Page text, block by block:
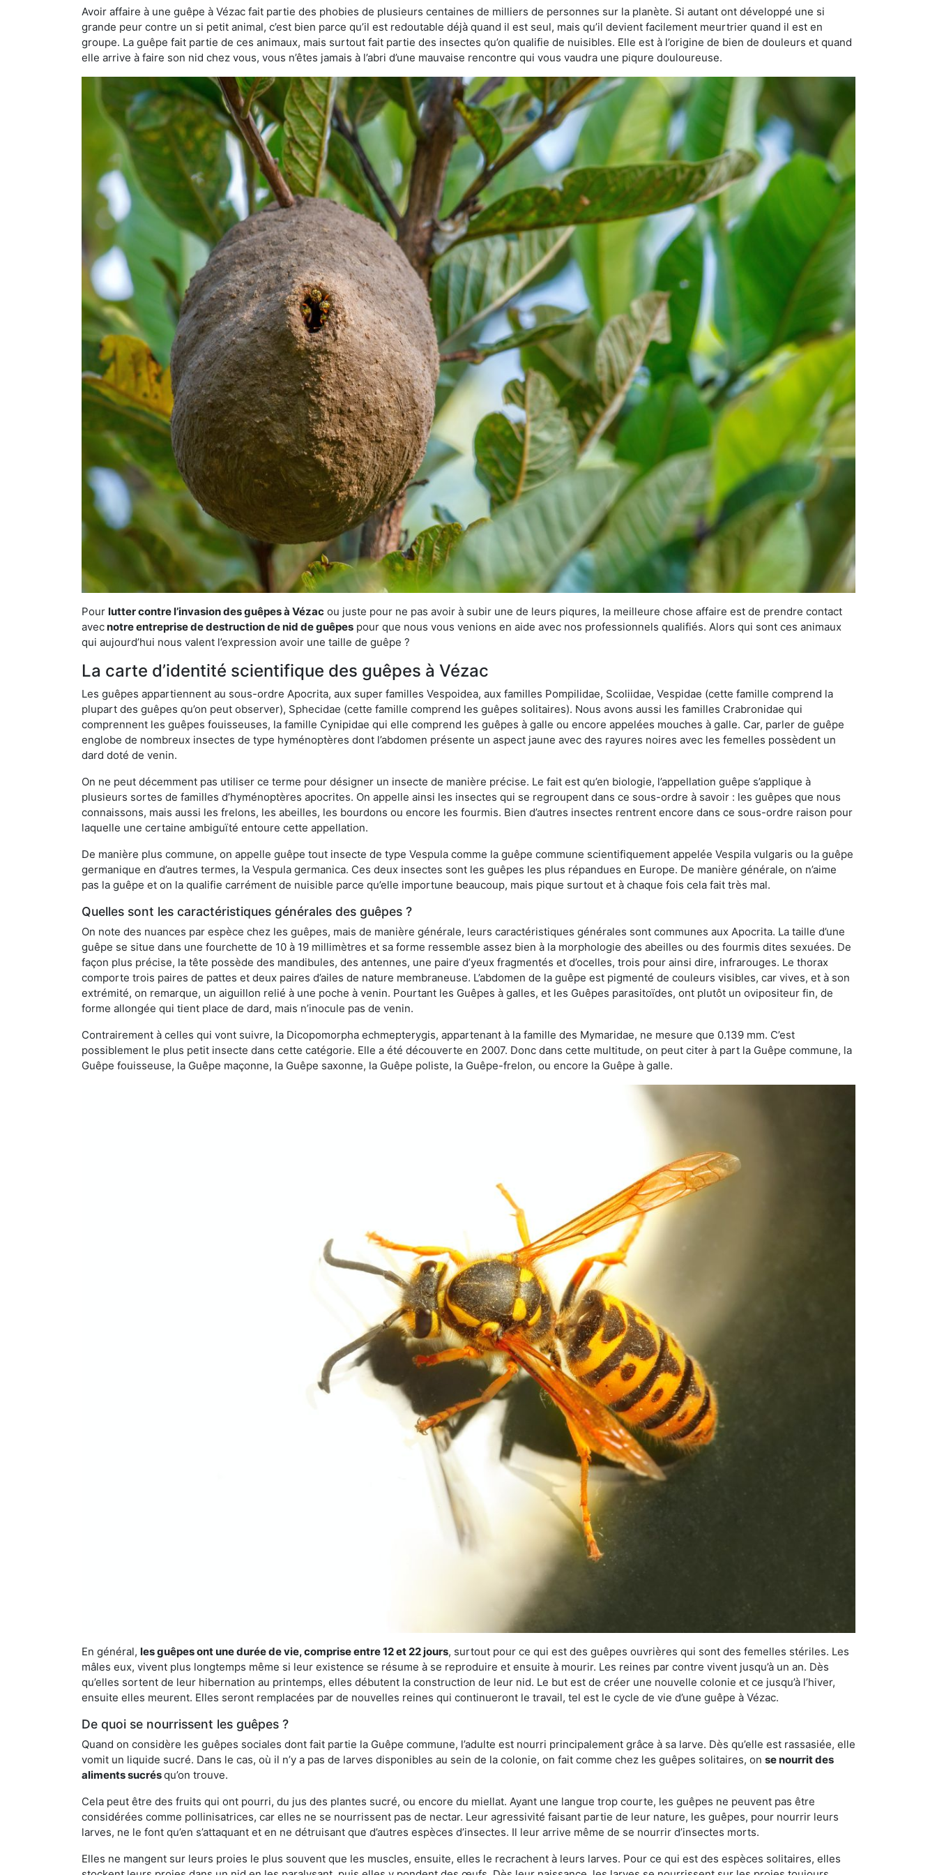
Avoir affaire à une guêpe à Vézac fait partie des phobies de plusieurs centaines de milliers de personnes sur la planète. Si autant ont développé une si
grande peur contre un si petit animal, c’est bien parce qu’il est redoutable déjà quand il est seul, mais qu’il devient facilement meurtrier quand il est en
groupe. La guêpe fait partie de ces animaux, mais surtout fait partie des insectes qu’on qualifie de nuisibles. Elle est à l’origine de bien de douleurs et quand
elle arrive à faire son nid chez vous, vous n’êtes jamais à l’abri d’une mauvaise rencontre qui vous vaudra une piqure douloureuse.
Pour lutter contre l’invasion des guêpes à Vézac ou juste pour ne pas avoir à subir une de leurs piqures, la meilleure chose affaire est de prendre contact
avecnotre entreprise de destruction de nid de guêpes pour que nous vous venions en aide avec nos professionnels qualifiés. Alors qui sont ces animaux
qui aujourd’hui nous valent l’expression avoir une taille de guêpe ?
La carte d’identité scientifique des guêpes à Vézac
Les guêpes appartiennent au sous-ordre Apocrita, aux super familles Vespoidea, aux familles Pompilidae, Scoliidae, Vespidae (cette famille comprend la
plupart des guêpes qu’on peut observer), Sphecidae (cette famille comprend les guêpes solitaires). Nous avons aussi les familles Crabronidae qui
comprennent les guêpes fouisseuses, la famille Cynipidae qui elle comprend les guêpes à galle ou encore appelées mouches à galle. Car, parler de guêpe
englobe de nombreux insectes de type hyménoptères dont l’abdomen présente un aspect jaune avec des rayures noires avec les femelles possèdent un
dard doté de venin.
On ne peut décemment pas utiliser ce terme pour désigner un insecte de manière précise. Le fait est qu’en biologie, l’appellation guêpe s’applique à
plusieurs sortes de familles d’hyménoptères apocrites. On appelle ainsi les insectes qui se regroupent dans ce sous-ordre à savoir : les guêpes que nous
connaissons, mais aussi les frelons, les abeilles, les bourdons ou encore les fourmis. Bien d’autres insectes rentrent encore dans ce sous-ordre raison pour
laquelle une certaine ambiguïté entoure cette appellation.
De manière plus commune, on appelle guêpe tout insecte de type Vespula comme la guêpe commune scientifiquement appelée Vespila vulgaris ou la guêpe
germanique en d’autres termes, la Vespula germanica. Ces deux insectes sont les guêpes les plus répandues en Europe. De manière générale, on n’aime
pas la guêpe et on la qualifie carrément de nuisible parce qu’elle importune beaucoup, mais pique surtout et à chaque fois cela fait très mal.
Quelles sont les caractéristiques générales des guêpes ?
On note des nuances par espèce chez les guêpes, mais de manière générale, leurs caractéristiques générales sont communes aux Apocrita. La taille d’une
guêpe se situe dans une fourchette de 10 à 19 millimètres et sa forme ressemble assez bien à la morphologie des abeilles ou des fourmis dites sexuées. De
façon plus précise, la tête possède des mandibules, des antennes, une paire d’yeux fragmentés et d’ocelles, trois pour ainsi dire, infrarouges. Le thorax
comporte trois paires de pattes et deux paires d’ailes de nature membraneuse. L’abdomen de la guêpe est pigmenté de couleurs visibles, car vives, et à son
extrémité, on remarque, un aiguillon relié à une poche à venin. Pourtant les Guêpes à galles, et les Guêpes parasitoïdes, ont plutôt un ovipositeur fin, de
forme allongée qui tient place de dard, mais n’inocule pas de venin.
Contrairement à celles qui vont suivre, la Dicopomorpha echmepterygis, appartenant à la famille des Mymaridae, ne mesure que 0.139 mm. C’est
possiblement le plus petit insecte dans cette catégorie. Elle a été découverte en 2007. Donc dans cette multitude, on peut citer à part la Guêpe commune, la
Guêpe fouisseuse, la Guêpe maçonne, la Guêpe saxonne, la Guêpe poliste, la Guêpe-frelon, ou encore la Guêpe à galle.
En général, les guêpes ont une durée de vie, comprise entre 12 et 22 jours, surtout pour ce qui est des guêpes ouvrières qui sont des femelles stériles. Les
mâles eux, vivent plus longtemps même si leur existence se résume à se reproduire et ensuite à mourir. Les reines par contre vivent jusqu’à un an. Dès
qu’elles sortent de leur hibernation au printemps, elles débutent la construction de leur nid. Le but est de créer une nouvelle colonie et ce jusqu’à l’hiver,
ensuite elles meurent. Elles seront remplacées par de nouvelles reines qui continueront le travail, tel est le cycle de vie d’une guêpe à Vézac.
De quoi se nourrissent les guêpes ?
Quand on considère les guêpes sociales dont fait partie la Guêpe commune, l’adulte est nourri principalement grâce à sa larve. Dès qu’elle est rassasiée, elle
vomit un liquide sucré. Dans le cas, où il n’y a pas de larves disponibles au sein de la colonie, on fait comme chez les guêpes solitaires, on se nourrit des
aliments sucrésqu’on trouve.
Cela peut être des fruits qui ont pourri, du jus des plantes sucré, ou encore du miellat. Ayant une langue trop courte, les guêpes ne peuvent pas être
considérées comme pollinisatrices, car elles ne se nourrissent pas de nectar. Leur agressivité faisant partie de leur nature, les guêpes, pour nourrir leurs
larves, ne le font qu’en s’attaquant et en ne détruisant que d’autres espèces d’insectes. Il leur arrive même de se nourrir d’insectes morts.
Elles ne mangent sur leurs proies le plus souvent que les muscles, ensuite, elles le recrachent à leurs larves. Pour ce qui est des espèces solitaires, elles